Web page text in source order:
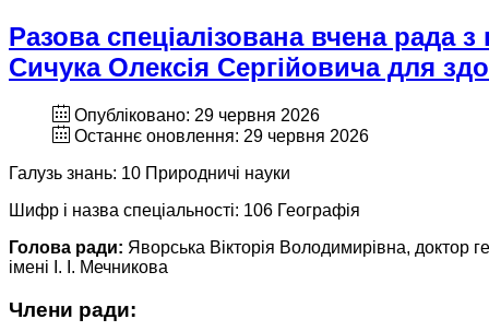
Разова спеціалізована вчена рада
Сичука Олексія Сергійовича для
Опубліковано: 29 червня 2026
Останнє оновлення: 29 червня 2026
Галузь знань: 10 Природничі науки
Шифр і назва спеціальності: 106 Географія
Голова ради: Яворська Вікторія Володимирівна, доктор
імені І. І. Мечникова
Члени ради: